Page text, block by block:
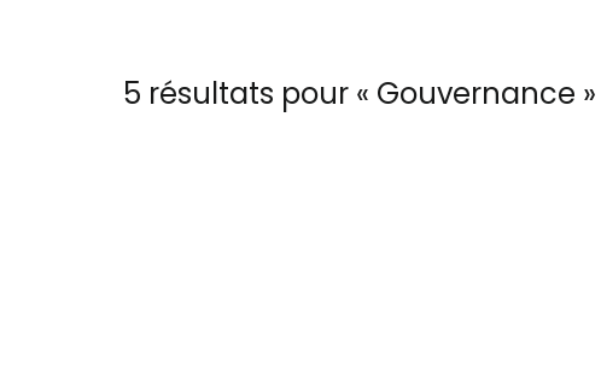
5 résultats pour « Gouvernance »